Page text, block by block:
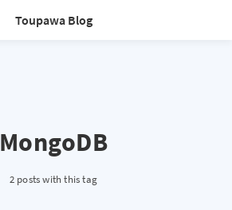
Toupawa Blog
MongoDB
2 posts with this tag